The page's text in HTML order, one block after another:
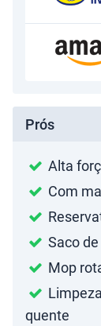
Prós
Alta
Com
Saco
Mop
quente